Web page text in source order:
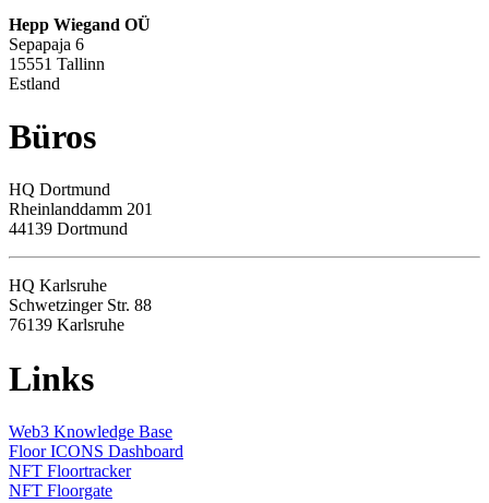
Hepp Wiegand OÜ
Sepapaja 6
15551 Tallinn
Estland
Büros
HQ Dortmund
Rheinlanddamm 201
44139 Dortmund
HQ Karlsruhe
Schwetzinger Str. 88
76139 Karlsruhe
Links
Web3 Knowledge Base
Floor ICONS Dashboard
NFT Floortracker
NFT Floorgate